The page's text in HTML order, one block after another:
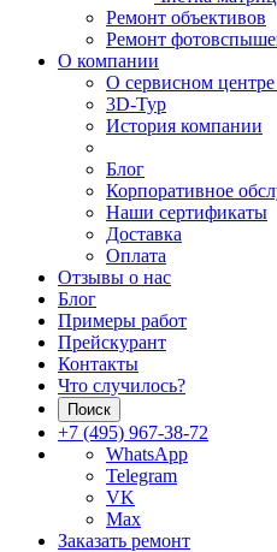
Ремонт объективов
Ремонт
О компании
О сервисном
3D-Тур
История компании
Блог
Корпоративное
Наши сертификаты
Доставка
Оплата
Отзывы о нас
Блог
Примеры работ
Прейскурант
Контакты
Что случилось?
Поиск
+7 (495) 967-38-72
WhatsApp
Telegram
VK
Max
Заказать ремонт